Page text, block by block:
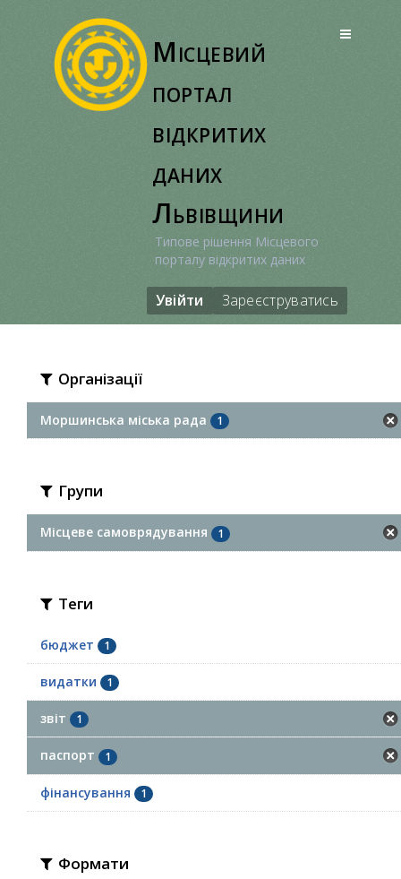
Місцевий
портал
відкритих
даних
Львівщини
Типове рішення Місцевого
порталу відкритих даних
Увійти Зареєструватись
Організації
Моршинська міська рада 1
Групи
Місцеве самоврядування 1
Теги
бюджет 1
видатки 1
звіт 1
паспорт 1
фінансування 1
Формати